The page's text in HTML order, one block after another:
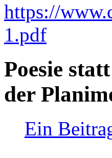
https://
1.pdf
Poesie
der
Ein